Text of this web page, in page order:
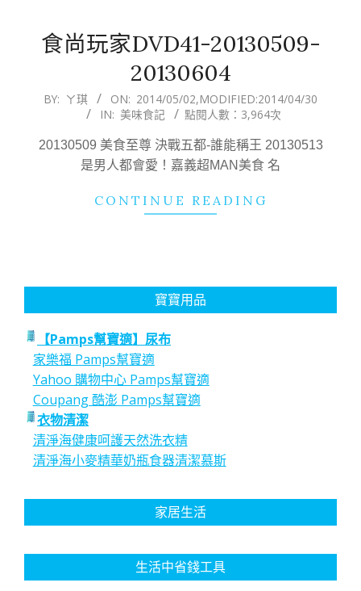
食尚玩家DVD41-20130509-
20130604
2014-
02
BY: ㄚ琪 ON: 2014/05/02,MODIFIED:2014/04/30
IN: 美味食記 點閱人數：3,964次
20130509 美食至尊 決戰五都-誰能稱王 20130513
是男人都會愛！嘉義超MAN美食 名
CONTINUE READING
寶寶用品
【Pamps幫寶適】尿布
家樂福 Pamps幫寶適
Yahoo 購物中心 Pamps幫寶適
Coupang 酷澎 Pamps幫寶適
衣物清潔
清淨海健康呵護天然洗衣精
清淨海小麥精華奶瓶食器清潔慕斯
家居生活
生活中省錢工具